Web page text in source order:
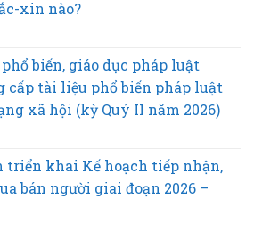
xin nào?
biến, giáo dục pháp luật
cấp tài liệu phổ biến pháp luật
xã hội (kỳ Quý II năm 2026)
triển khai Kế hoạch tiếp nhận,
bán người giai đoạn 2026 –